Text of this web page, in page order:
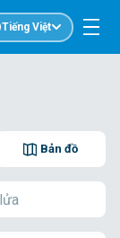
Tiếng Việt
Bản đồ